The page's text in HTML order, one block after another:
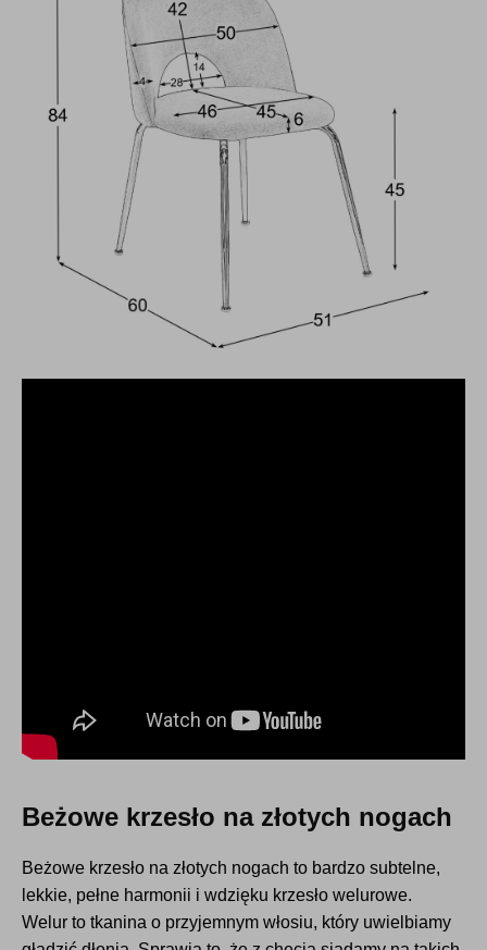
Beżowe krzesło na złotych nogach
Beżowe krzesło na złotych nogach to bardzo subtelne,
lekkie, pełne harmonii i wdzięku krzesło welurowe.
Welur to tkanina o przyjemnym włosiu, który uwielbiamy